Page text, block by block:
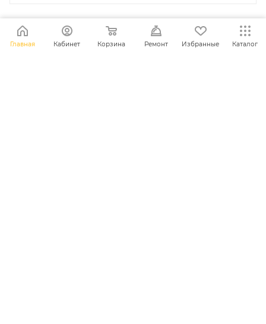
Главная Кабинет Корзина Ремонт Избранные Каталог